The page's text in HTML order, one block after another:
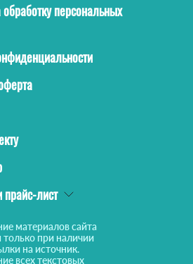
персональных
лист
материалов сайта
только при наличии
на источник.
всех текстовых